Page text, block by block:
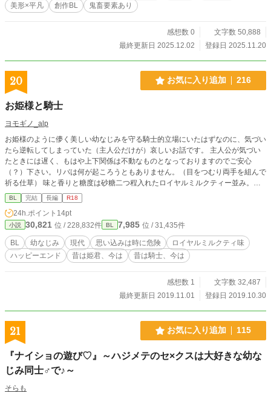
美形×平凡
創作BL 鬼畜要素あり
感想数 0
文字数 50,888
最終更新日 2025.12.02
登録日 2025.11.20
20 お気に入り追加 216
お姫様と騎士
ヨモギノ_alp
お姫様のように儚く美しい幼なじみを守る騎士的立場にいたはずなのに、気づい
たら逆転してしまっていた（主人公だけが）哀しいお話です。 主人公が気づい
たときには遅く、もはや上下関係は不動なものとなっておりますのでご安心
（？）下さい。リバは何が起ころうともありません。（目をつむり両手を組んで
祈る仕草） 味と香りと糖度は砂糖二つ程入れたロイヤルミルクティー並み。３
話完結。 ムーンライトノベルズにも掲載中。
BL 完結 長編 R18
24h.ポイント 14pt
小説 30,821 位 / 228,832件 BL 7,985 位 / 31,435件
BL 幼なじみ 現代 思い込みは時に危険
ロイヤルミルクティ味
ハッピーエンド
昔は姫君、今は 昔は騎士、今は
感想数 1
文字数 32,487
最終更新日 2019.11.01
登録日 2019.10.30
21 お気に入り追加 115
『ナイショの遊び♡』～ハジメテのセ×クスは大好きな幼な
じみ同士♂で♪～
そらも